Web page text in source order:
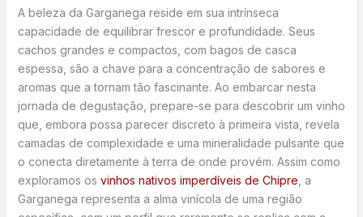
A beleza da Garganega reside em sua intrínseca
capacidade de equilibrar frescor e profundidade. Seus
cachos grandes e compactos, com bagos de casca
espessa, são a chave para a concentração de sabores e
aromas que a tornam tão fascinante. Ao embarcar nesta
jornada de degustação, prepare-se para descobrir um vinho
que, embora possa parecer discreto à primeira vista, revela
camadas de complexidade e uma mineralidade pulsante que
o conecta diretamente à terra de onde provém. Assim como
exploramos os vinhos nativos imperdíveis de Chipre , a
Garganega representa a alma vinícola de uma região